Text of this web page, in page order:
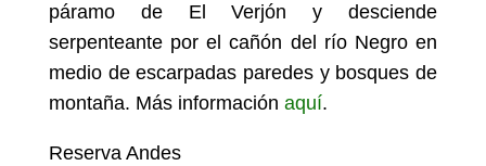
páramo de El Verjón y desciende
serpenteante por el cañón del río Negro en
medio de escarpadas paredes y bosques de
montaña. Más información aquí.
Reserva Andes